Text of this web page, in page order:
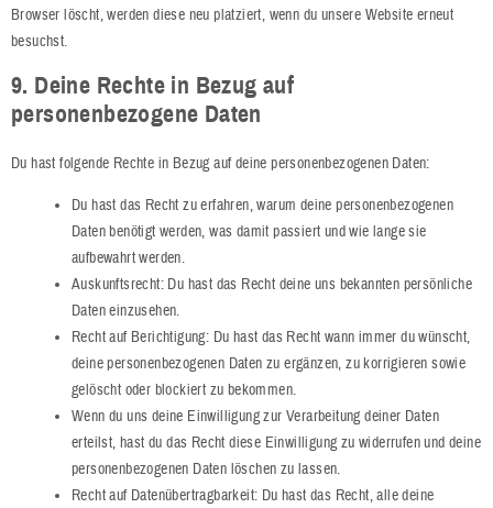
Browser löscht, werden diese neu platziert, wenn du unsere Website erneut
besuchst.
9. Deine Rechte in Bezug auf
personenbezogene Daten
Du hast folgende Rechte in Bezug auf deine personenbezogenen Daten:
Du hast das Recht zu erfahren, warum deine personenbezogenen
Daten benötigt werden, was damit passiert und wie lange sie
aufbewahrt werden.
Auskunftsrecht: Du hast das Recht deine uns bekannten persönliche
Daten einzusehen.
Recht auf Berichtigung: Du hast das Recht wann immer du wünscht,
deine personenbezogenen Daten zu ergänzen, zu korrigieren sowie
gelöscht oder blockiert zu bekommen.
Wenn du uns deine Einwilligung zur Verarbeitung deiner Daten
erteilst, hast du das Recht diese Einwilligung zu widerrufen und deine
personenbezogenen Daten löschen zu lassen.
Recht auf Datenübertragbarkeit: Du hast das Recht, alle deine